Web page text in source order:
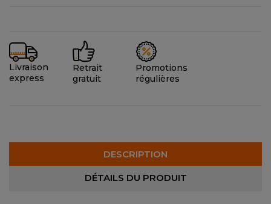
Livraison
express
Retrait
gratuit
Promotions
régulières
DESCRIPTION
DÉTAILS DU PRODUIT